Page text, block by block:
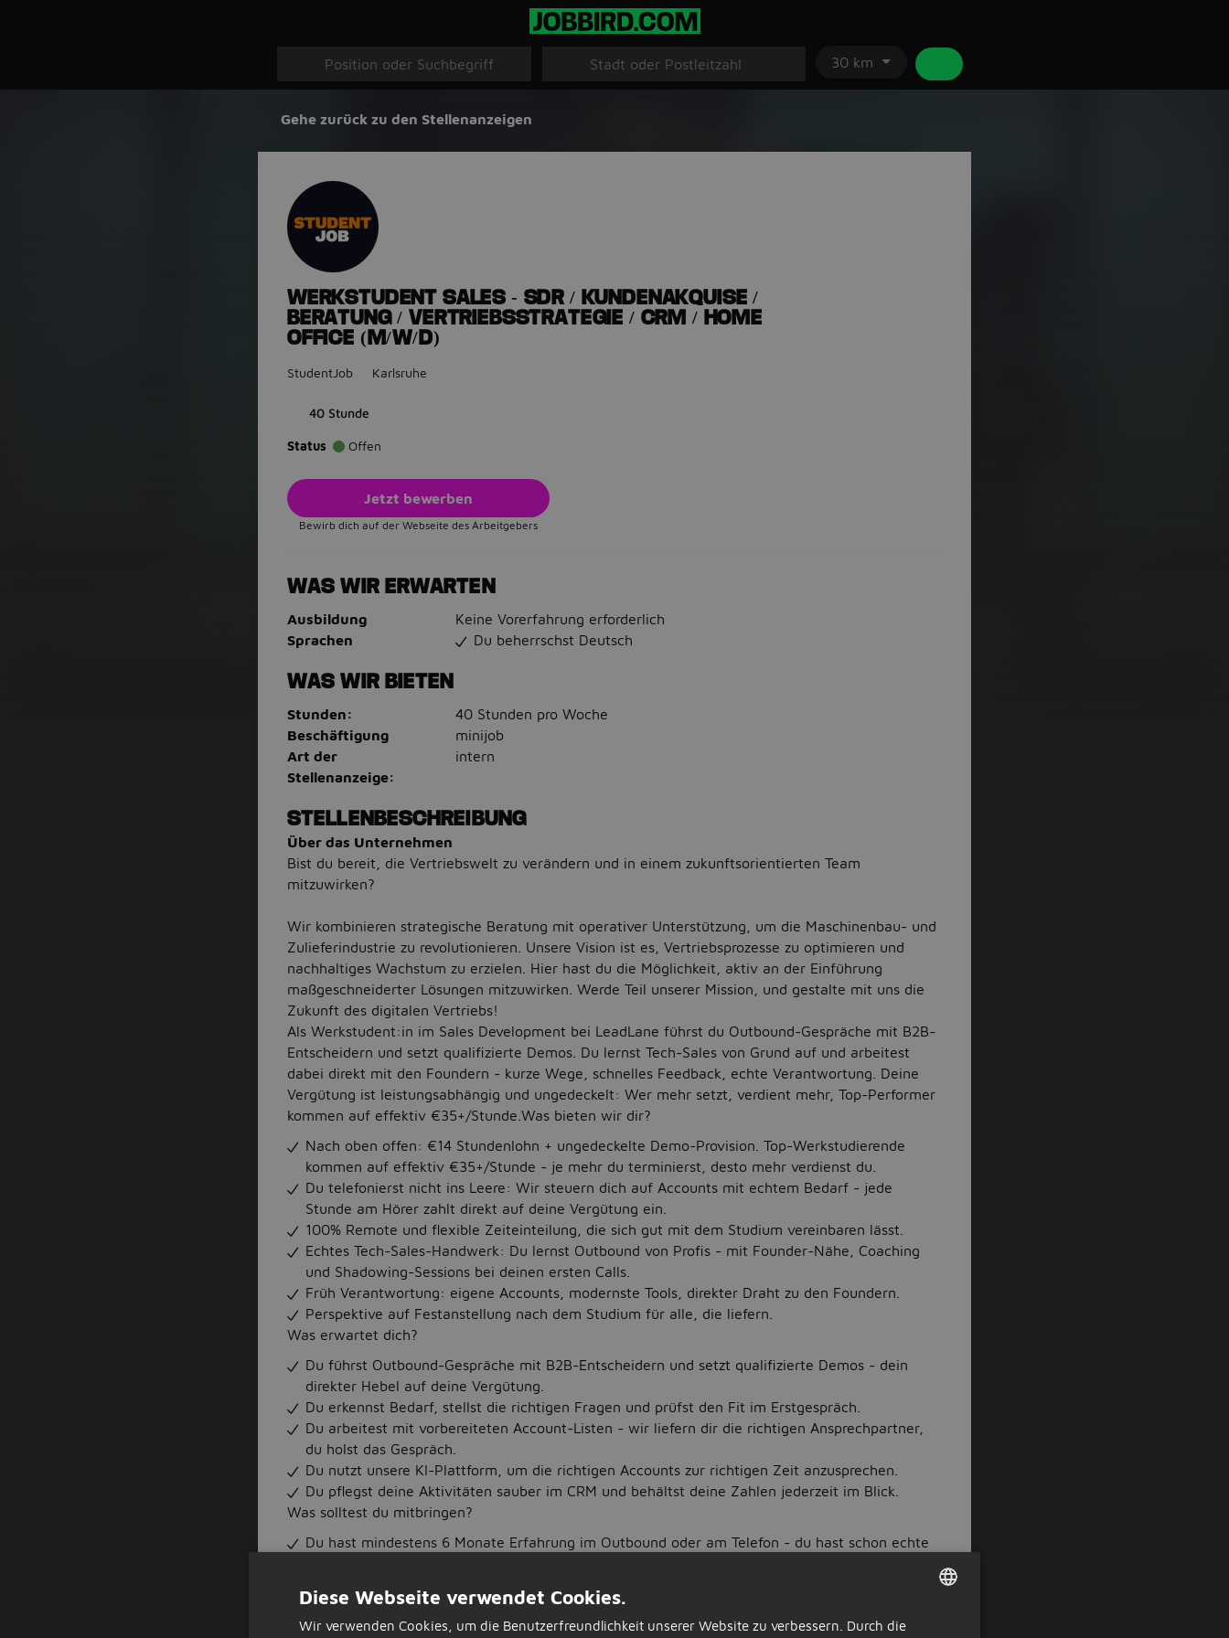
30 km
Gehe zurück zu den Stellenanzeigen
WERKSTUDENT SALES - SDR / KUNDENAKQUISE /
BERATUNG / VERTRIEBSSTRATEGIE / CRM / HOME
OFFICE (M/W/D)
StudentJob Karlsruhe
40 Stunde
Status Offen
Jetzt bewerben
Bewirb dich auf der Webseite des Arbeitgebers
WAS WIR ERWARTEN
Ausbildung
Keine Vorerfahrung erforderlich
Sprachen
Du beherrschst Deutsch
WAS WIR BIETEN
Stunden:
40 Stunden pro Woche
Beschäftigung
minijob
Art der
Stellenanzeige:
intern
STELLENBESCHREIBUNG
Über das Unternehmen
Bist du bereit, die Vertriebswelt zu verändern und in einem zukunftsorientierten Team
mitzuwirken?
Wir kombinieren strategische Beratung mit operativer Unterstützung, um die Maschinenbau- und
Zulieferindustrie zu revolutionieren. Unsere Vision ist es, Vertriebsprozesse zu optimieren und
nachhaltiges Wachstum zu erzielen. Hier hast du die Möglichkeit, aktiv an der Einführung
maßgeschneiderter Lösungen mitzuwirken. Werde Teil unserer Mission, und gestalte mit uns die
Zukunft des digitalen Vertriebs!
Als Werkstudent:in im Sales Development bei LeadLane führst du Outbound-Gespräche mit B2B-
Entscheidern und setzt qualifizierte Demos. Du lernst Tech-Sales von Grund auf und arbeitest
dabei direkt mit den Foundern - kurze Wege, schnelles Feedback, echte Verantwortung. Deine
Vergütung ist leistungsabhängig und ungedeckelt: Wer mehr setzt, verdient mehr, Top-Performer
kommen auf effektiv €35+/Stunde.Was bieten wir dir?
Nach oben offen: €14 Stundenlohn + ungedeckelte Demo-Provision. Top-Werkstudierende
kommen auf effektiv €35+/Stunde - je mehr du terminierst, desto mehr verdienst du.
Du telefonierst nicht ins Leere: Wir steuern dich auf Accounts mit echtem Bedarf - jede
Stunde am Hörer zahlt direkt auf deine Vergütung ein.
100% Remote und flexible Zeiteinteilung, die sich gut mit dem Studium vereinbaren lässt.
Echtes Tech-Sales-Handwerk: Du lernst Outbound von Profis - mit Founder-Nähe, Coaching
und Shadowing-Sessions bei deinen ersten Calls.
Früh Verantwortung: eigene Accounts, modernste Tools, direkter Draht zu den Foundern.
Perspektive auf Festanstellung nach dem Studium für alle, die liefern.
Was erwartet dich?
Du führst Outbound-Gespräche mit B2B-Entscheidern und setzt qualifizierte Demos - dein
direkter Hebel auf deine Vergütung.
Du erkennst Bedarf, stellst die richtigen Fragen und prüfst den Fit im Erstgespräch.
Du arbeitest mit vorbereiteten Account-Listen - wir liefern dir die richtigen Ansprechpartner,
du holst das Gespräch.
Du nutzt unsere KI-Plattform, um die richtigen Accounts zur richtigen Zeit anzusprechen.
Du pflegst deine Aktivitäten sauber im CRM und behältst deine Zahlen jederzeit im Blick.
Was solltest du mitbringen?
Du hast mindestens 6 Monate Erfahrung im Outbound oder am Telefon - du hast schon echte
Ansporn, nicht Beiwerk.
Du bist eingeschriebene:r Student:in an einer Hochschule oder Universität für die gesamteDUTCH
Diese Webseite verwendet Cookies.
Wir verwenden Cookies, um die Benutzerfreundlichkeit unserer Website zu verbessern. Durch die